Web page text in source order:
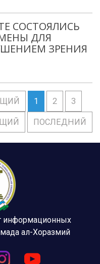
СОСТОЯЛИСЬ
ДЛЯ
ЗРЕНИЯ
1 2 3
ПОСЛЕДНИЙ
информационных
ал-Хоразмий